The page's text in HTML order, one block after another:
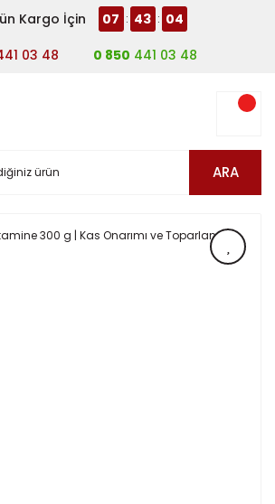
Kargo İçin 07 : 43 : 04
03 48 0 850 441 03 48
ARA